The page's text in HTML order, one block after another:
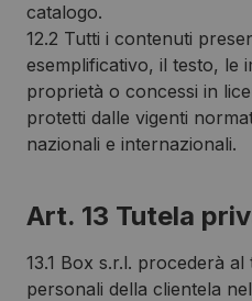
catalogo.
12.2 Tutti i contenuti
esemplificativo, il testo, le
proprietà o concessi in
protetti dalle vigenti
nazionali e internazionali.
Art. 13 Tutela
13.1 Box s.r.l. procederà
personali della clientela